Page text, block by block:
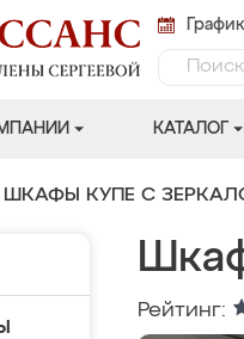
КАТАЛОГ
ШКАФЫ КУПЕ С
Рейтинг: